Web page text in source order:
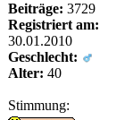
Beiträge: 3729
Registriert am:
30.01.2010
Geschlecht:
Alter: 40
Stimmung: